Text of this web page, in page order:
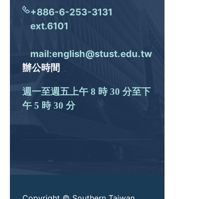
+886-6-253-3131
ext.6101
mail:english@stust.edu.tw
辦公時間
週一至週五上午 8 時 30 分至下
午 5 時 30 分